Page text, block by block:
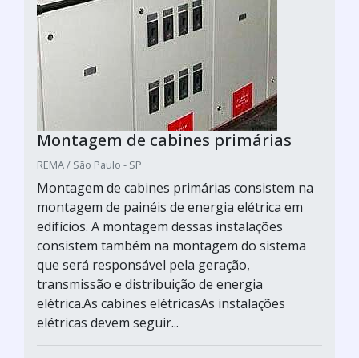
Montagem de cabines primárias
REMA / São Paulo - SP
Montagem de cabines primárias consistem na
montagem de painéis de energia elétrica em
edifícios. A montagem dessas instalações
consistem também na montagem do sistema
que será responsável pela geração,
transmissão e distribuição de energia
elétrica.As cabines elétricasAs instalações
elétricas devem seguir...